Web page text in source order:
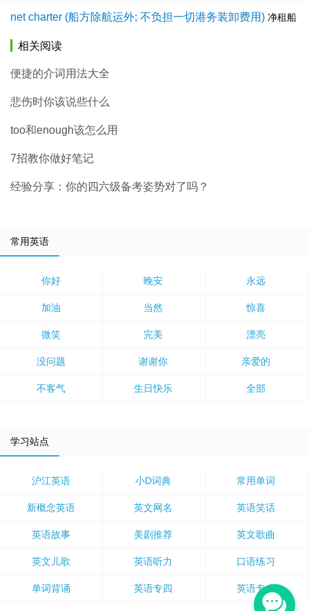
net charter (船方除航运外; 不负担一切港务装卸费用) 净租船
相关阅读
便捷的介词用法大全
悲伤时你该说些什么
too和enough该怎么用
7招教你做好笔记
经验分享：你的四六级备考姿势对了吗？
常用英语
你好 晚安 永远
加油 当然 惊喜
微笑 完美 漂亮
没问题 谢谢你 亲爱的
不客气 生日快乐 全部
学习站点
沪江英语 小D词典 常用单词
新概念英语 英文网名 英语笑话
英语故事 美剧推荐 英文歌曲
英文儿歌 英语听力 口语练习
单词背诵 英语专四 英语专八